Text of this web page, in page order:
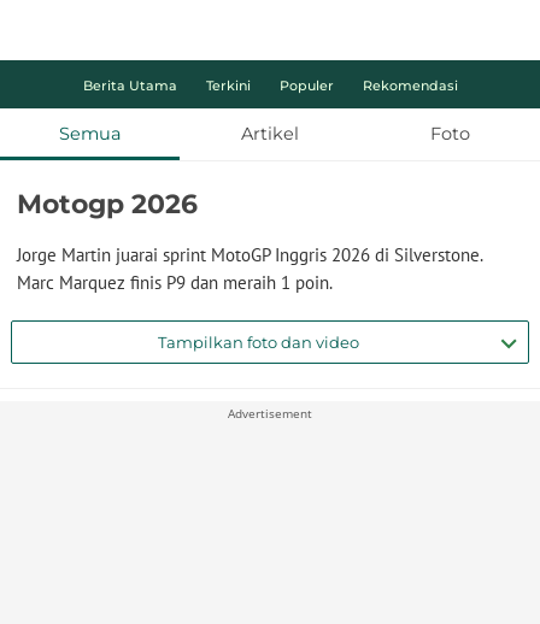
Berita Utama Terkini Populer Rekomendasi
Semua Artikel Foto
Motogp 2026
Jorge Martin juarai sprint MotoGP Inggris 2026 di Silverstone.
Marc Marquez finis P9 dan meraih 1 poin.
Tampilkan foto dan video
Advertisement